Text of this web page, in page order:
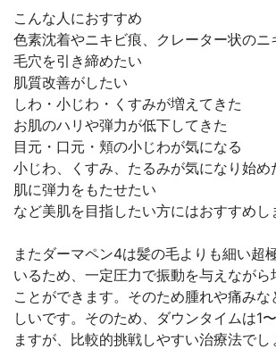
こんな人におすすめ
色素沈着やニキビ痕、クレーター状のニ
毛穴を引き締めたい
肌質改善がしたい
しわ・小じわ・くすみが増えてきた
お肌のハリや弾力が低下してきた
目元・口元・頬の小じわが気になる
小じわ、くすみ、たるみが気になり始め
肌に弾力をもたせたい
など美肌を目指したい方にはおすすめし
またダーマペン4は髪の毛よりも細い超
いるため、一定圧力で振動を与えながら
ことができます。そのため腫れや痛み
しいです。そのため、ダウンタイムは1
ますが、比較的挑戦しやすい治療法でし